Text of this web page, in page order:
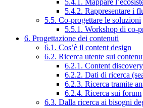
5.4.1. Mappare
5.4.2. Rappresentare i
5.5. Co-progettare le soluzioni
5.5.1. Workshop di co-
6. Progettazione dei contenuti
6.1. Cos’è il content design
6.2. Ricerca utente sui
6.2.1. Content discovery
6.2.2. Dati di ricerca
6.2.3. Ricerca tramite
6.2.4. Ricerca sui forum
6.3. Dalla ricerca ai bisogni